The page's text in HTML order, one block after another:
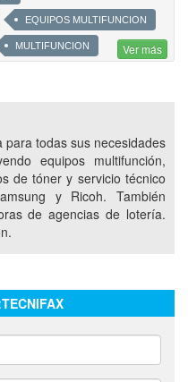
EQUIPOS MULTIFUNCION
MULTIFUNCION
EPSON
Ver más
todas sus necesidades
equipos multifunción,
de tóner y servicio técnico
y Ricoh. También
de agencias de lotería.
TECNIFAX